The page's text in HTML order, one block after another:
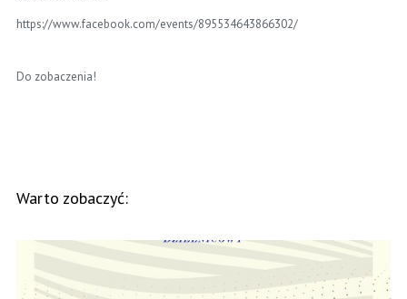
https://www.facebook.com/events/895534643866302/
Do zobaczenia!
Warto zobaczyć: